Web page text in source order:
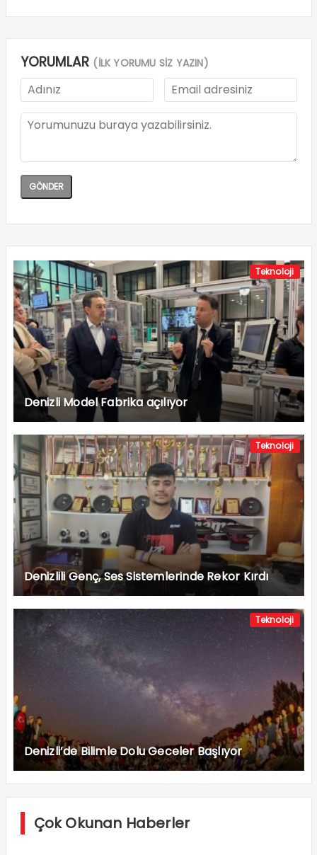
YORUMLAR (İLK YORUMU SİZ YAZIN)
Teknoloji
Denizli Model Fabrika açılıyor
Teknoloji
Denizlili Genç, Ses Sistemlerinde Rekor Kırdı
Teknoloji
Denizli’de Bilimle Dolu Geceler Başlıyor
Çok Okunan Haberler